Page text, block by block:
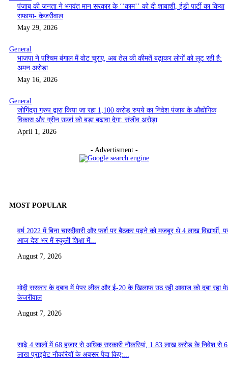
पंजाब की जनता ने भगवंत मान सरकार के ‘‘काम’’ को दी शाबाशी, ईडी पार्टी का किया
सफाया- केजरीवाल
May 29, 2026
General
भाजपा ने पश्चिम बंगाल में वोट चुराए, अब तेल की कीमतें बढ़ाकर लोगों को लूट रही है:
अमन अरोड़ा
May 16, 2026
General
जोगिंद्रा ग्रुप द्वारा किया जा रहा 1,100 करोड़ रुपये का निवेश पंजाब के औद्योगिक
विकास और ग्रीन ऊर्जा को बड़ा बढ़ावा देगा: संजीव अरोड़ा
April 1, 2026
- Advertisment -
MOST POPULAR
वर्ष 2022 में बिना चारदीवारी और फर्श पर बैठकर पढ़ने को मजबूर थे 4 लाख विद्यार्थी,
आज देश भर में स्कूली शिक्षा में...
August 7, 2026
मोदी सरकार के दबाव में पेपर लीक और ई-20 के खिलाफ उठ रही आवाज को दबा रहा
केजरीवाल
August 7, 2026
साढ़े 4 सालों में 68 हजार से अधिक सरकारी नौकरियां, 1.83 लाख करोड़ के निवेश से
लाख प्राइवेट नौकरियों के अवसर पैदा किए:...